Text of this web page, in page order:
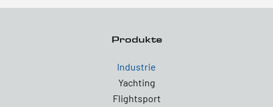
Produkte
Industrie
Yachting
Flightsport